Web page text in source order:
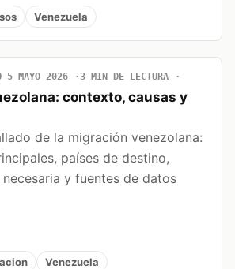
Venezuela
5 MAYO 2026 3 MIN DE LECTURA
contexto, causas y
de la migración venezolana:
países de destino,
y fuentes de datos
Venezuela